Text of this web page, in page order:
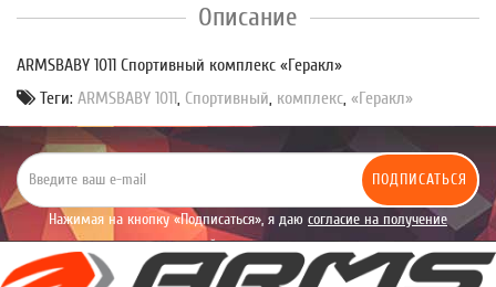
Описание
ARMSBABY 1011 Спортивный комплекс «Геракл»
Теги: ARMSBABY 1011, Спортивный, комплекс, «Геракл»
ПОДПИСАТЬСЯ
Нажимая на кнопку «Подписаться», я даю согласие на получение
уведомлений рекламного характера.